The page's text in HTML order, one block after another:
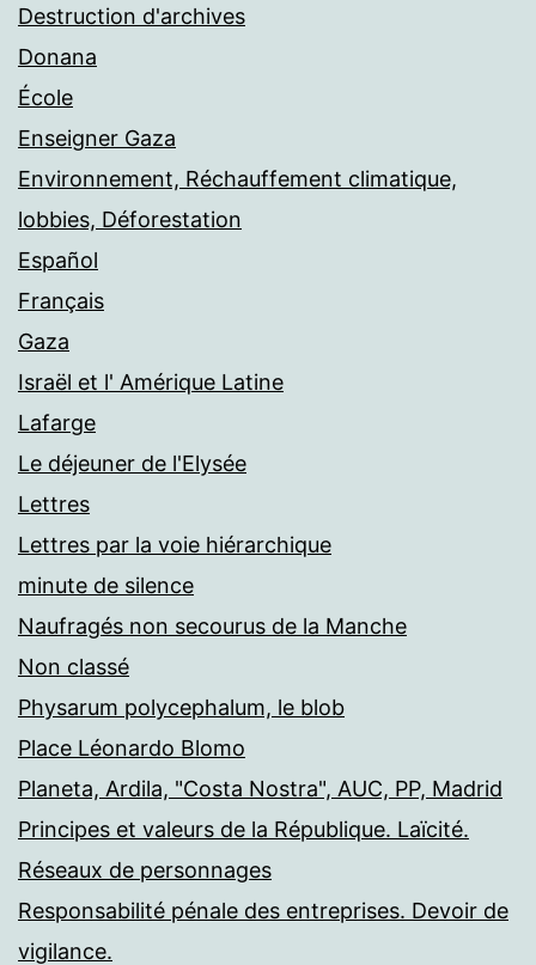
Destruction d'archives
Donana
École
Enseigner Gaza
Environnement, Réchauffement climatique,
lobbies, Déforestation
Español
Français
Gaza
Israël et l' Amérique Latine
Lafarge
Le déjeuner de l'Elysée
Lettres
Lettres par la voie hiérarchique
minute de silence
Naufragés non secourus de la Manche
Non classé
Physarum polycephalum, le blob
Place Léonardo Blomo
Planeta, Ardila, "Costa Nostra", AUC, PP, Madrid
Principes et valeurs de la République. Laïcité.
Réseaux de personnages
Responsabilité pénale des entreprises. Devoir de
vigilance.